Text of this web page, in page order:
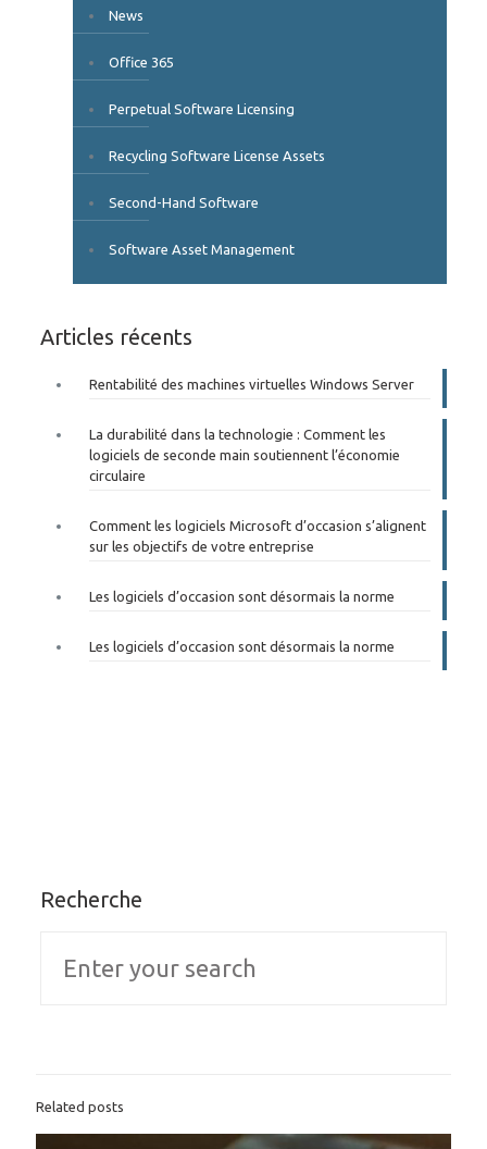
News
Office 365
Perpetual Software Licensing
Recycling Software License Assets
Second-Hand Software
Software Asset Management
Articles récents
Rentabilité des machines virtuelles Windows Server
La durabilité dans la technologie : Comment les
logiciels de seconde main soutiennent l’économie
circulaire
Comment les logiciels Microsoft d’occasion s’alignent
sur les objectifs de votre entreprise
Les logiciels d’occasion sont désormais la norme
Les logiciels d’occasion sont désormais la norme
Recherche
Related posts